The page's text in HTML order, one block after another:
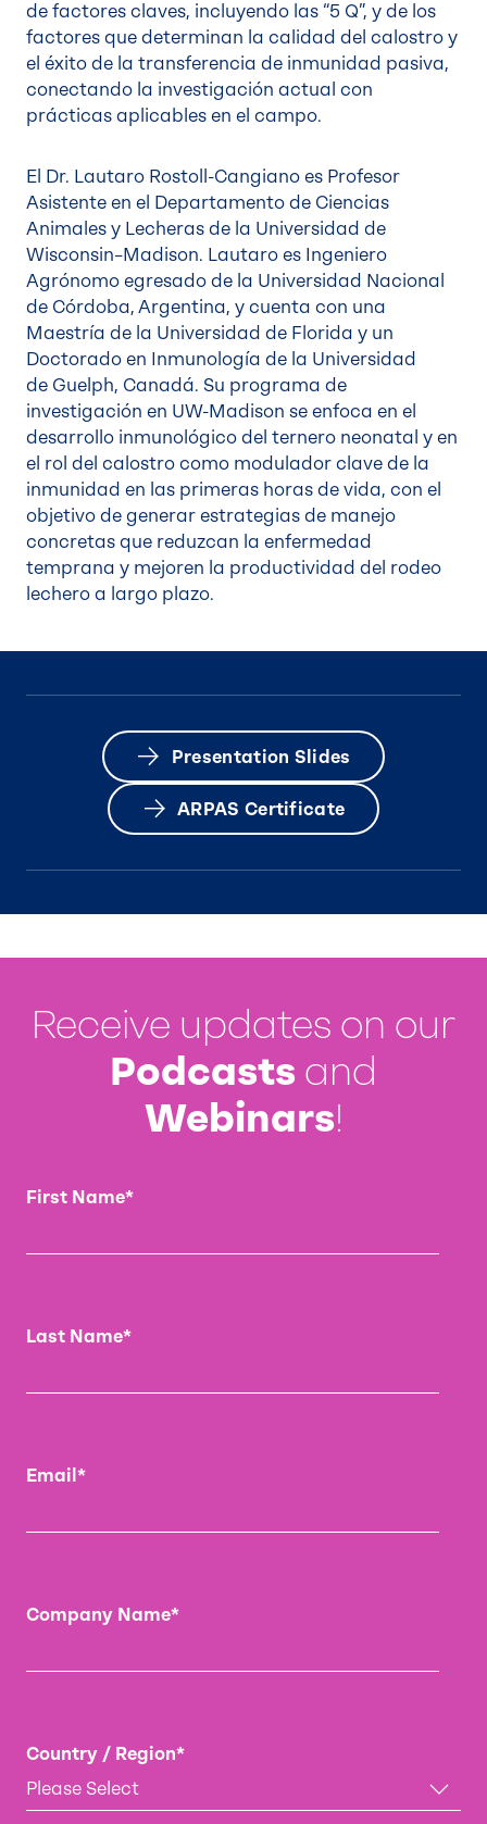
de factores claves, incluyendo las “5 Q”, y de los
factores que determinan la calidad del calostro y
el éxito de la transferencia de inmunidad pasiva,
conectando la investigación actual con
prácticas aplicables en el campo.
El Dr. Lautaro Rostoll-Cangiano es Profesor
Asistente en el Departamento de Ciencias
Animales y Lecheras de la Universidad de
Wisconsin–Madison. Lautaro es Ingeniero
Agrónomo egresado de la Universidad Nacional
de Córdoba, Argentina, y cuenta con una
Maestría de la Universidad de Florida y un
Doctorado en Inmunología de la Universidad
de Guelph, Canadá. Su programa de
investigación en UW-Madison se enfoca en el
desarrollo inmunológico del ternero neonatal y en
el rol del calostro como modulador clave de la
inmunidad en las primeras horas de vida, con el
objetivo de generar estrategias de manejo
concretas que reduzcan la enfermedad
temprana y mejoren la productividad del rodeo
lechero a largo plazo.
Presentation Slides
ARPAS Certificate
Receive updates on our
Podcasts and
Webinars!
First Name*
Last Name*
Email *
Company Name*
Country / Region*